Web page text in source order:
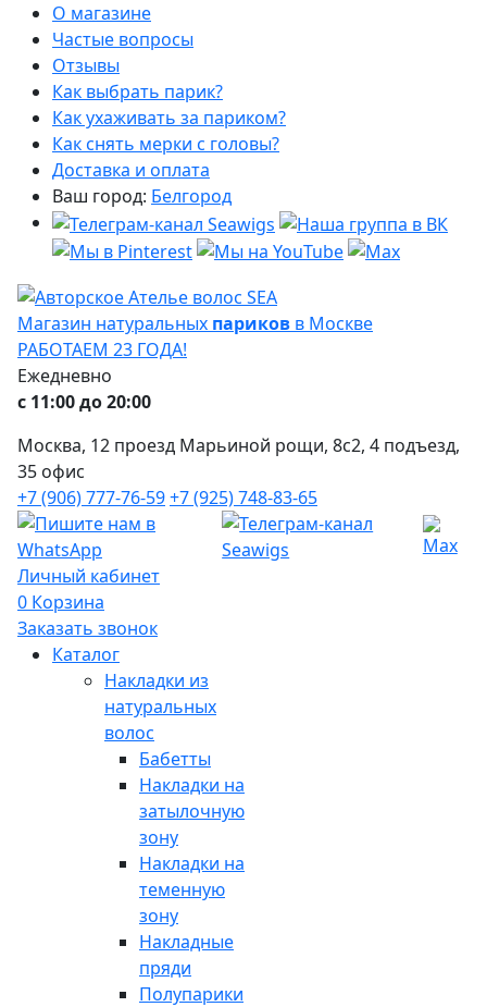
О магазине
Частые вопросы
Отзывы
Как выбрать парик?
Как ухаживать за париком?
Как снять мерки с головы?
Доставка и оплата
Ваш город: Белгород
Магазин натуральных париков в Москве
РАБОТАЕМ 23 ГОДА!
Ежедневно
с 11:00 до 20:00
Москва, 12 проезд Марьиной рощи, 8с2, 4 подъезд,
35 офис
+7 (906) 777-76-59+7 (925) 748-83-65
Личный кабинет
0 Корзина
Заказать звонок
Каталог
Накладки из
натуральных
волос
Бабетты
Накладки на
затылочную
зону
Накладки на
теменную
зону
Накладные
пряди
Полупарики